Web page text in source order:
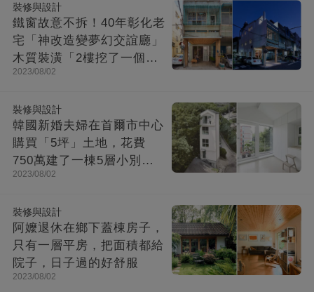
裝修與設計
鐵窗故意不拆！40年彰化老
宅「神改造變夢幻交誼廳」
木質裝潢「2樓挖了一個大
洞」走上樓美翻
2023/08/02
裝修與設計
韓國新婚夫婦在首爾市中心
購買「5坪」土地，花費
750萬建了一棟5層小別
墅：小房子卻幸福感爆棚
2023/08/02
裝修與設計
阿嬤退休在鄉下蓋棟房子，
只有一層平房，把面積都給
院子，日子過的好舒服
2023/08/02